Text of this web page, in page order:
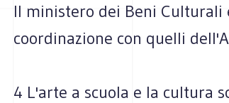
Il ministero dei Beni Culturali
coordinazione con quelli
4 L'arte a scuola e la cultura